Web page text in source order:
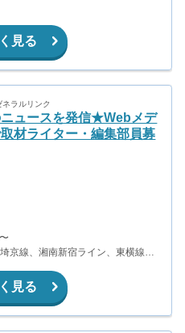
見る
ラルリンク
ュースを発信★Webメデ
材ライター・編集部員募
京線、湘南新宿ライン、東横線、
見る